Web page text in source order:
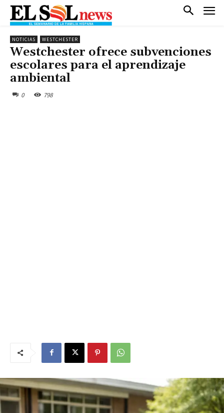
NOTICIAS WESTCHESTER
Westchester ofrece subvenciones
escolares para el aprendizaje
ambiental
0 798